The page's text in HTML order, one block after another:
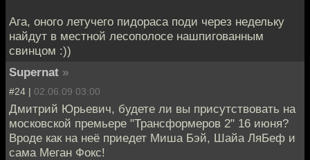
Ага, оного летучего пидораса поди через недельку
найдут в местной лесополосе нашпигованным
свинцом :))
Supernat »
#24 | 02.06.09 03:00
Дмитрий Юрьевич, будете ли вы присутствовать на
московской премьере "Трансформеров 2" 16 июня?
Вроде как на неё приедет Миша Бэй, Шайа ЛяБеф и
сама Меган Фокс!